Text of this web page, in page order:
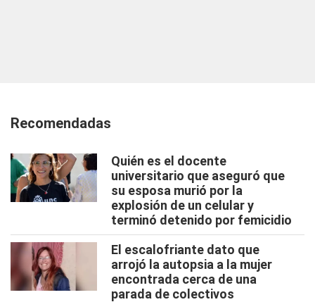
Recomendadas
Quién es el docente
universitario que aseguró que
su esposa murió por la
explosión de un celular y
terminó detenido por femicidio
El escalofriante dato que
arrojó la autopsia a la mujer
encontrada cerca de una
parada de colectivos